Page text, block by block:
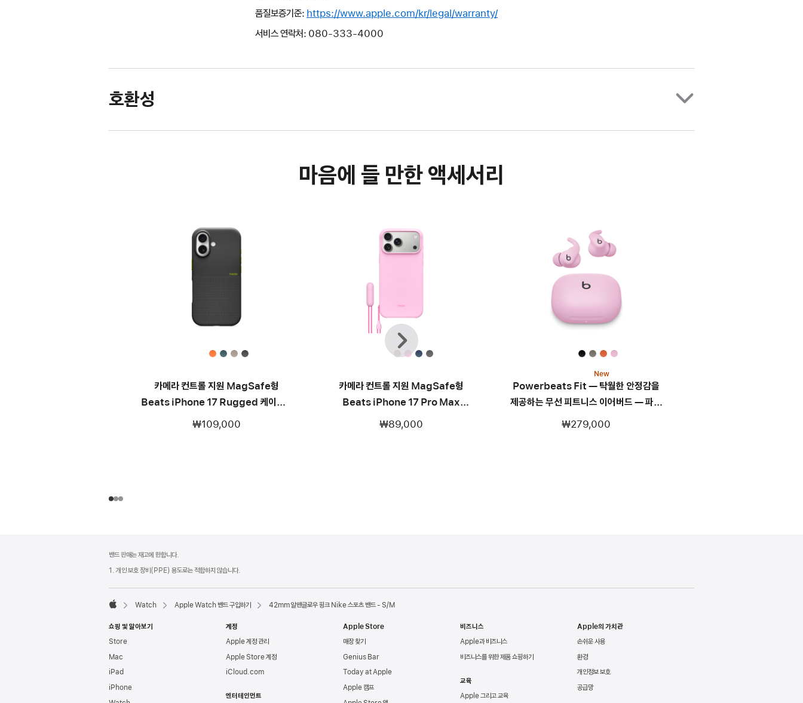
품질보증기준: https://www.apple.com/kr/legal/warranty/
서비스 연락처: 080-333-4000
호환성
마음에 들 만한 액세서리
카메라 컨트롤 지원 MagSafe형
Beats iPhone 17 Rugged 케이스 –
에베레스트 블랙
₩109,000
카메라 컨트롤 지원 MagSafe형
Beats iPhone 17 Pro Max
Kickstand 케이스 - 페블 핑크
₩89,000
New
Powerbeats Fit — 탁월한 안정감을
제공하는 무선 피트니스 이어버드 — 파워
핑크
₩279,000
이전
다음
밴드 판매는 재고에 한합니다.
1. 개인 보호 장비(PPE) 용도로는 적합하지 않습니다.
Watch Apple Watch 밴드 구입하기 42mm 알펜글로우 핑크 Nike 스포츠 밴드 - S/M
쇼핑 및 알아보기
Store
Mac
iPad
iPhone
계정
Apple 계정 관리
Apple Store 계정
iCloud.com
엔터테인먼트
Apple Store
매장 찾기
Genius Bar
Today at Apple
Apple 캠프
비즈니스
Apple과 비즈니스
비즈니스를 위한 제품 쇼핑하기
교육
Apple 그리고 교육
Apple의 가치관
손쉬운 사용
환경
개인정보 보호
공급망